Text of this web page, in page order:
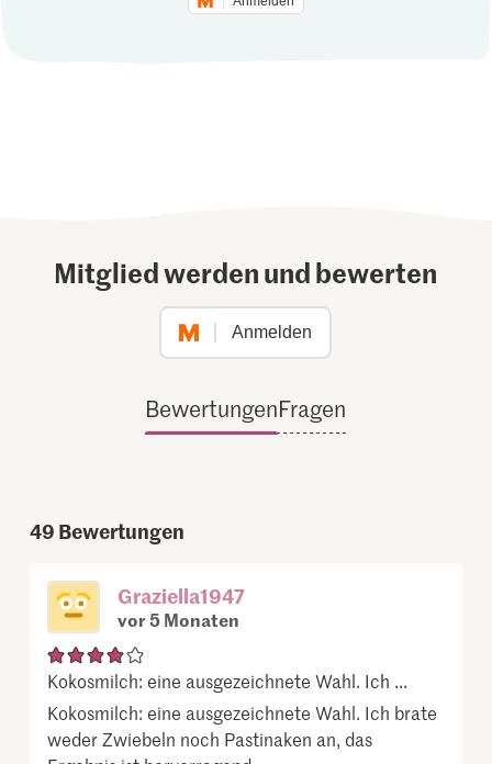
Mitglied werden und bewerten
Anmelden
BewertungenFragen
49 Bewertungen
Graziella1947
vor 5 Monaten
Kokosmilch: eine ausgezeichnete Wahl. Ich ...
Kokosmilch: eine ausgezeichnete Wahl. Ich brate
weder Zwiebeln noch Pastinaken an, das